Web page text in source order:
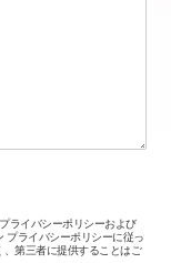
ライバシーポリシーおよび
プライバシーポリシーに従っ
第三者に提供することはご